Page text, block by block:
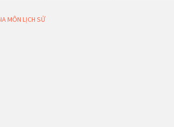
MÔN LỊCH SỬ